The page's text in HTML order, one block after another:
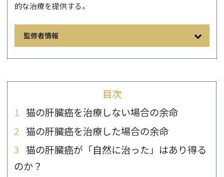
的な治療を提供する。
監修者情報
目次
1 猫の肝臓癌を治療しない場合の余命
2 猫の肝臓癌を治療した場合の余命
3 猫の肝臓癌が「自然に治った」はあり得る
のか？